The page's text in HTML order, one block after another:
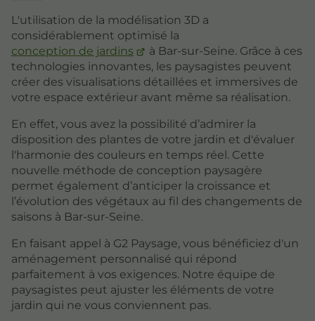
L'utilisation de la modélisation 3D a
considérablement optimisé la
conception de jardins
à Bar-sur-Seine. Grâce à ces
technologies innovantes, les paysagistes peuvent
créer des visualisations détaillées et immersives de
votre espace extérieur avant même sa réalisation.
En effet, vous avez la possibilité d’admirer la
disposition des plantes de votre jardin et d'évaluer
l'harmonie des couleurs en temps réel. Cette
nouvelle méthode de conception paysagère
permet également d’anticiper la croissance et
l’évolution des végétaux au fil des changements de
saisons à Bar-sur-Seine.
En faisant appel à G2 Paysage, vous bénéficiez d'un
aménagement personnalisé qui répond
parfaitement à vos exigences. Notre équipe de
paysagistes peut ajuster les éléments de votre
jardin qui ne vous conviennent pas.